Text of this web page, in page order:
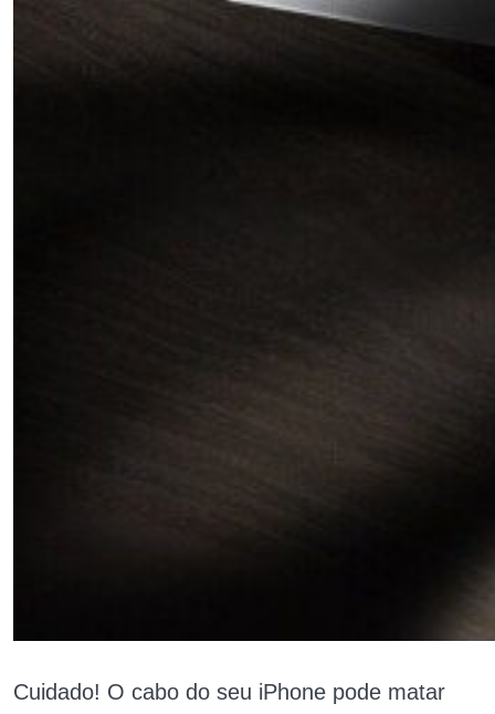
Cuidado! O cabo do seu iPhone pode matar